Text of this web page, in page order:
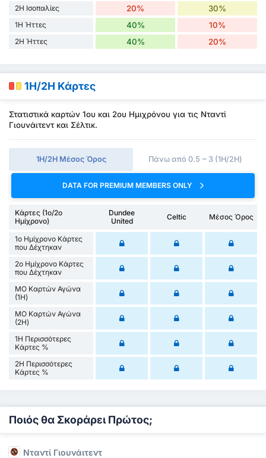
2H Ισοπαλίες 20% 30%
1H Ήττες 40% 10%
2H Ήττες 40% 20%
1H/2H Κάρτες
Στατιστικά καρτών 1ου και 2ου Ημιχρόνου για τις Νταντί
Γιουνάιτεντ και Σέλτικ.
1Η/2Η Μέσος Όρος Πάνω από 0.5 ~ 3 (1H/2H)
DATA FOR PREMIUM MEMBERS ONLY
Κάρτες (1ο/2ο
Ημίχρονο)
Dundee
United
Celtic Μέσος Όρος
1ο Ημίχρονο Κάρτες
που Δέχτηκαν
2ο Ημίχρονο Κάρτες
που Δέχτηκαν
ΜΟ Καρτών Αγώνα
(1Η)
ΜΟ Καρτών Αγώνα
(2Η)
1Η Περισσότερες
Κάρτες %
2Η Περισσότερες
Κάρτες %
Ποιός θα Σκοράρει Πρώτος;
Νταντί Γιουνάιτεντ